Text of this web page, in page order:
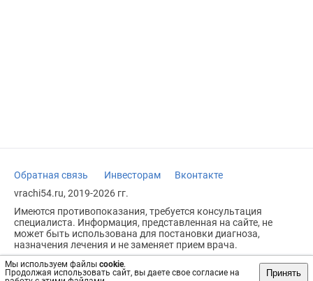
Мы используем файлы cookie.
Продолжая использовать сайт, вы даете свое согласие на
Принять
Обратная связь Инвесторам
Вконтакте
vrachi54.ru, 2019-2026 гг.
Имеются противопоказания, требуется консультация
специалиста. Информация, представленная на сайте, не
может быть использована для постановки диагноза,
назначения лечения и не заменяет прием врача.
Возрастное ограничение: 18+